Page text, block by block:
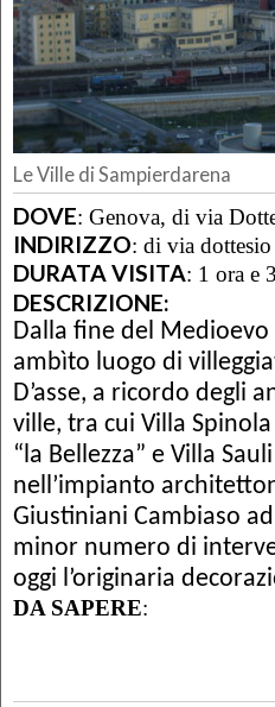
Le Ville di Sampierdarena
DOVE: Genova, di via
INDIRIZZO: di via dottesio
DURATA VISITA: 1 ora e
DESCRIZIONE:
Dalla fine del
ambìto luogo di
D’asse, a ricordo degli
ville, tra cui Villa
“la Bellezza” e Villa
nell’impianto
Giustiniani Cambiaso
minor numero di
oggi l’originaria
DA SAPERE: